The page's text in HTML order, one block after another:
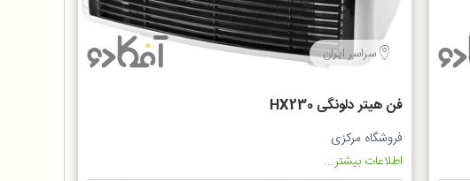
سراسر ایران
فن هیتر دلونگی HX230
فروشگاه مرکزی
اطلاعات بیشتر...